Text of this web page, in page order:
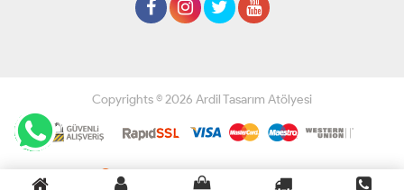
Copyrights © 2026 Ardil Tasarım Atölyesi
Geliştir - powered by innovation